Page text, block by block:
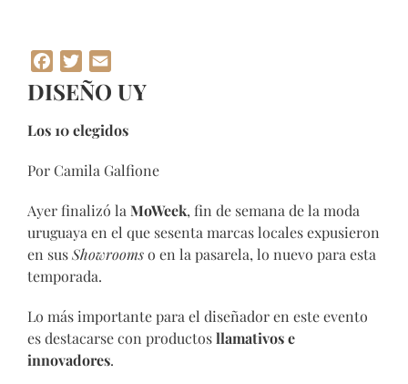
Facebook
Twitter
DISEÑO UY
Los 10 elegidos
Por Camila Galfione
Ayer finalizó la MoWeek, fin de semana de la moda
uruguaya en el que sesenta marcas locales expusieron
en susShowroomso en la pasarela, lo nuevo para esta
temporada.
Lo más importante para el diseñador en este evento
es destacarse con productosllamativos e
innovadores.